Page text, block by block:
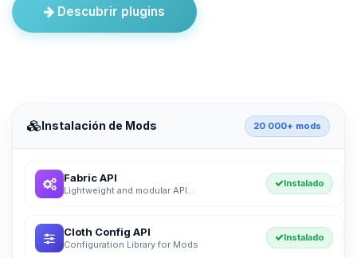
Descubrir plugins
Instalación de Mods 20 000+ mods
Fabric API
Lightweight and modular API...
Instalado
Cloth Config API
Configuration Library for Mods
Instalado